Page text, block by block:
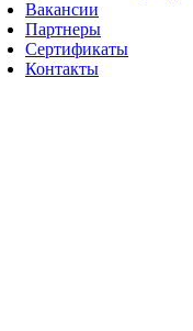
Вакансии
Партнеры
Сертификаты
Контакты